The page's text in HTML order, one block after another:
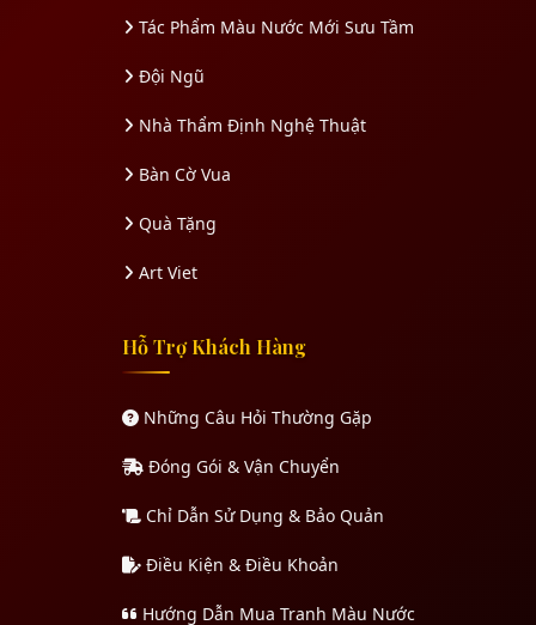
Tác Phẩm Màu Nước Mới Sưu Tầm
Đội Ngũ
Nhà Thẩm Định Nghệ Thuật
Bàn Cờ Vua
Quà Tặng
Art Viet
Hỗ Trợ Khách Hàng
Những Câu Hỏi Thường Gặp
Đóng Gói & Vận Chuyển
Chỉ Dẫn Sử Dụng & Bảo Quản
Điều Kiện & Điều Khoản
Hướng Dẫn Mua Tranh Màu Nước